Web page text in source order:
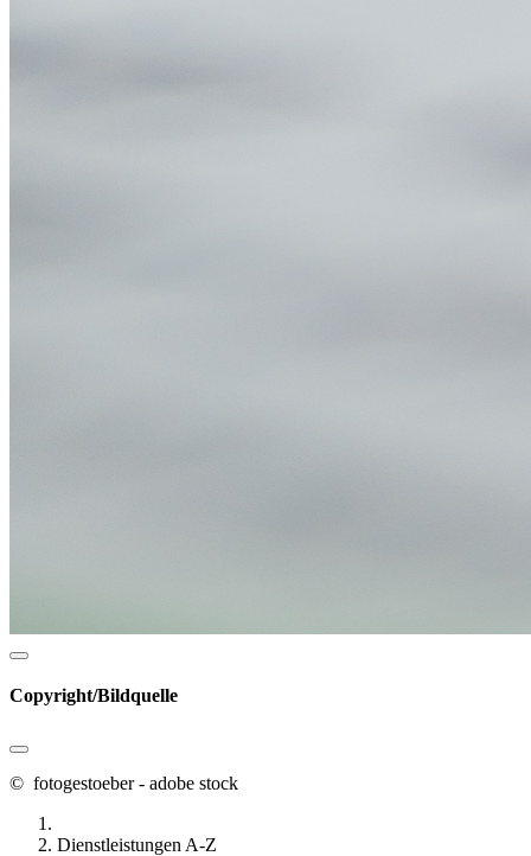
Copyright/Bildquelle
© fotogestoeber - adobe stock
Dienstleistungen A-Z